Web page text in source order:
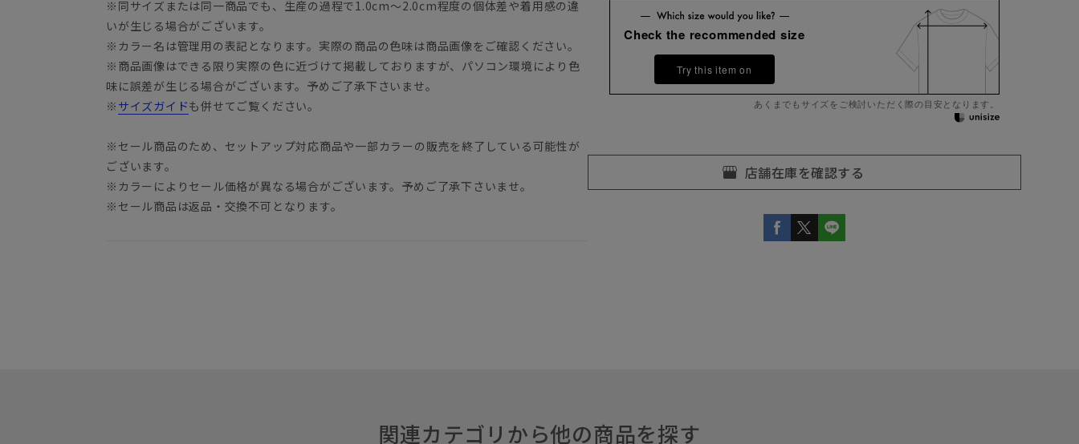
※同サイズまたは同一商品でも、生産の過程で1.0cm～2.0cm程度の個体差や着用感の違
いが生じる場合がございます。
※カラー名は管理用の表記となります。実際の商品の色味は商品画像をご確認ください。
※商品画像はできる限り実際の色に近づけて掲載しておりますが、パソコン環境により色
味に誤差が生じる場合がございます。予めご了承下さいませ。
※ サイズガイドも併せてご覧ください。
※セール商品のため、セットアップ対応商品や一部カラーの販売を終了している可能性が
ございます。
※カラーによりセール価格が異なる場合がございます。予めご了承下さいませ。
※セール商品は返品・交換不可となります。
Check the recommended size
Try this item on
あくまでもサイズをご検討いただく際の目安となります。
関連カテゴリから他の商品を探す